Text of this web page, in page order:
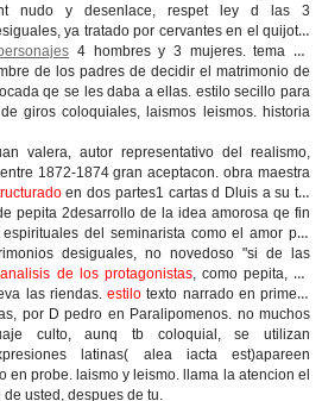
nudo y desenlace, respet ley d las 3
ya tratado por cervantes en el quijote,
4 hombres y 3 mujeres. tema de
de los padres de decidir el matrimonio de
qe se les daba a ellas. estilo secillo para
giros coloquiales, laismos leismos. historia
valera, autor representativo del realismo,
1872-1874 gran aceptacon. obra maestra
en dos partes1 cartas d Dluis a su tio
pepita 2desarrollo de la idea amorosa qe fin
del seminarista como el amor por
desiguales, no novedoso "si de las
analisis de los protagonistas, como pepita, qe
las riendas.estilotexto narrado en primera
por D pedro en Paralipomenos. no muchos
culto, aunq tb coloquial, se utilizan
latinas( alea iacta est)apareen
en probe. laismo y leismo. llama la atencion el
usted, despues de tu.